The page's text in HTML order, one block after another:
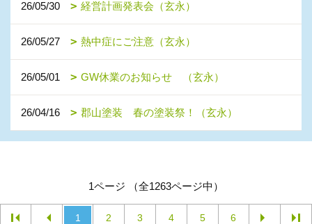
26/05/30 経営計画発表会（玄永）
26/05/27 熱中症にご注意（玄永）
26/05/01 GW休業のお知らせ （玄永）
26/04/16 郡山塗装 春の塗装祭！（玄永）
1ページ （全1263ページ中）
1 2 3 4 5 6